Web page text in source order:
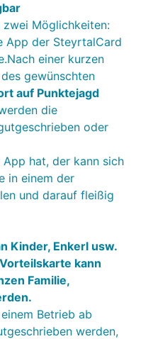
zwei Möglichkeiten:
App der SteyrtalCard
einer kurzen
gewünschten
auf Punktejagd
die
oder
hat, der kann sich
in einem der
und darauf fleißig
Kinder, Enkerl usw.
kann
Familie,
Betrieb ab
werden,